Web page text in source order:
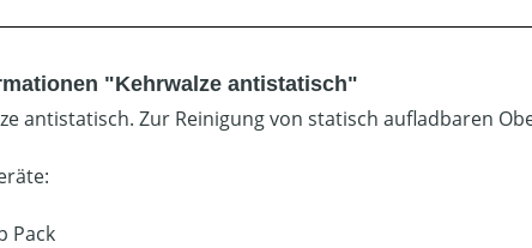
"Kehrwalze antistatisch"
antistatisch. Zur Reinigung von statisch aufladbaren
Pack